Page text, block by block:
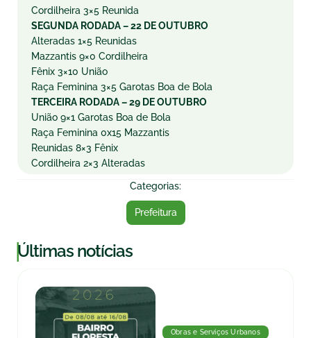
Cordilheira 3×5 Reunida
SEGUNDA RODADA – 22 DE OUTUBRO
Alteradas 1×5 Reunidas
Mazzantis 9×0 Cordilheira
Fênix 3×10 União
Raça Feminina 3×5 Garotas Boa de Bola
TERCEIRA RODADA – 29 DE OUTUBRO
União 9×1 Garotas Boa de Bola
Raça Feminina 0x15 Mazzantis
Reunidas 8×3 Fênix
Cordilheira 2×3 Alteradas
Categorias:
Prefeitura
|Últimas notícias
Obras e Serviços Urbanos